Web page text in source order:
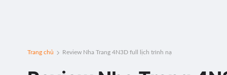
Trang chủ Review Nha Trang 4N3D full lịch trình nạ